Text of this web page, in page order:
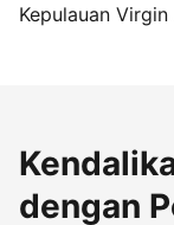
Kepulauan
dengan